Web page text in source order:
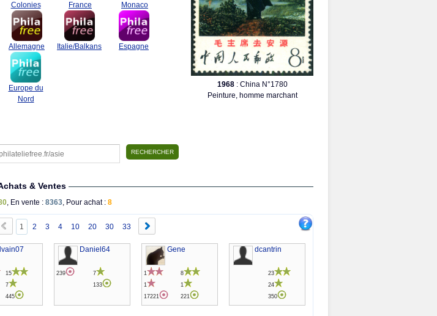
1968: China N°1780
Peinture, homme marchant
Colonies France Monaco
Allemagne Italie/Balkans Espagne
Europe du
Nord
& Ventes
, En vente : 8363, Pour achat : 8
1 2 3 4 10 20 30 33
15
7
445
Daniel64
239
7
133
Gene
1
1
17221
8
1
221
dcantrin
23
24
350